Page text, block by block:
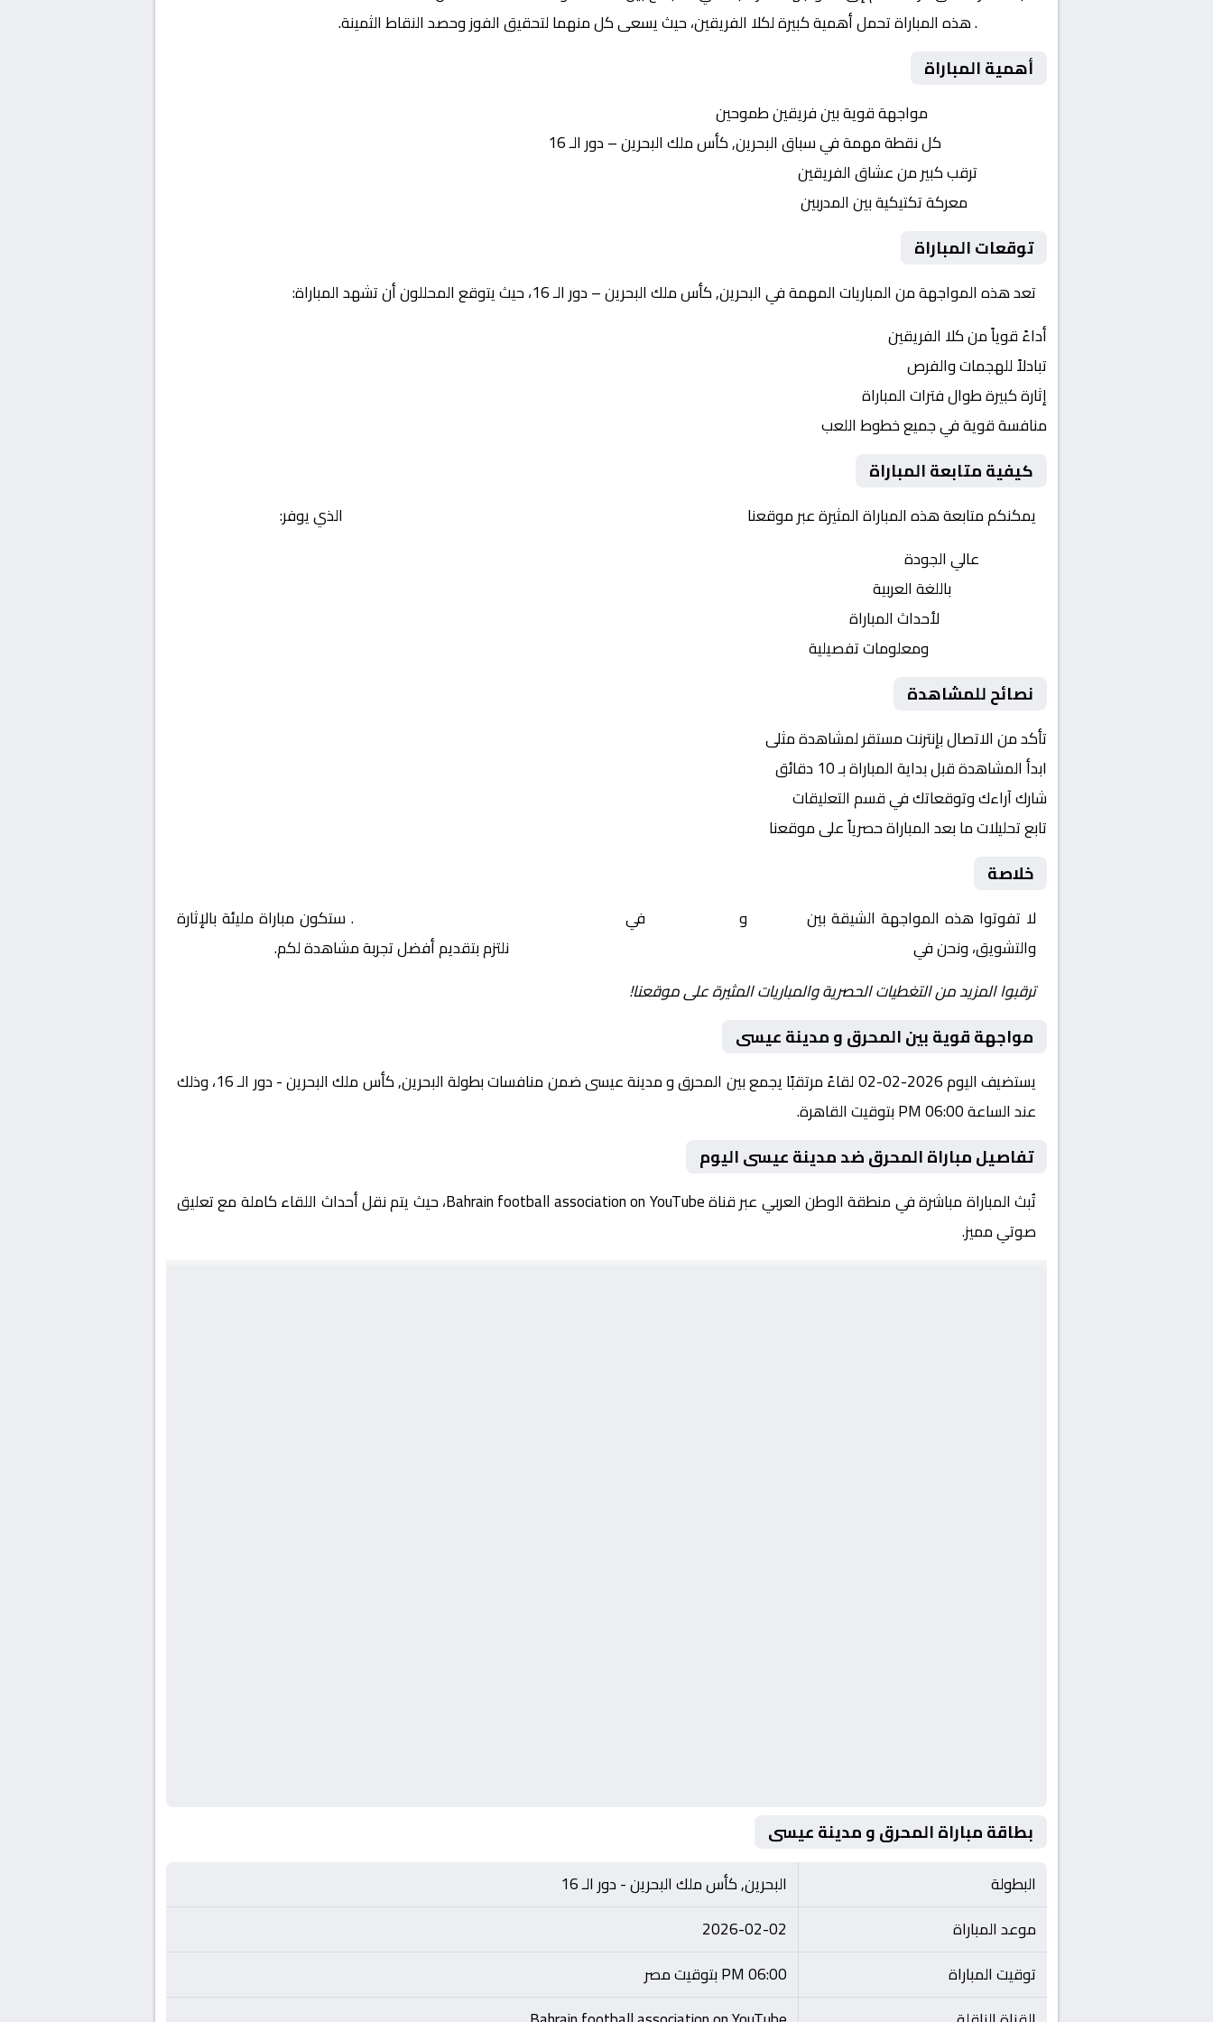
. هذه المباراة تحمل أهمية كبيرة لكلا الفريقين، حيث يسعى كل منهما لتحقيق الفوز وحصد النقاط الثمينة.
أهمية المباراة
مواجهة قوية بين فريقين طموحين
كل نقطة مهمة في سباق البحرين, كأس ملك البحرين – دور الـ 16
ترقب كبير من عشاق الفريقين
معركة تكتيكية بين المدربين
توقعات المباراة
تعد هذه المواجهة من المباريات المهمة في البحرين, كأس ملك البحرين – دور الـ 16، حيث يتوقع المحللون أن تشهد المباراة:
أداءً قوياً من كلا الفريقين
تبادلاً للهجمات والفرص
إثارة كبيرة طوال فترات المباراة
منافسة قوية في جميع خطوط اللعب
كيفية متابعة المباراة
يمكنكم متابعة هذه المباراة المثيرة عبر موقعنا
الذي يوفر:
عالي الجودة
باللغة العربية
لأحداث المباراة
ومعلومات تفصيلية
نصائح للمشاهدة
تأكد من الاتصال بإنترنت مستقر لمشاهدة مثلى
ابدأ المشاهدة قبل بداية المباراة بـ 10 دقائق
شارك آراءك وتوقعاتك في قسم التعليقات
تابع تحليلات ما بعد المباراة حصرياً على موقعنا
خلاصة
لا تفوتوا هذه المواجهة الشيقة بين و في
. ستكون مباراة مليئة بالإثارة
والتشويق، ونحن في
نلتزم بتقديم أفضل تجربة مشاهدة لكم.
ترقبوا المزيد من التغطيات الحصرية والمباريات المثيرة على موقعنا!
مواجهة قوية بين المحرق و مدينة عيسى
يستضيف اليوم 2026-02-02 لقاءً مرتقبًا يجمع بين المحرق و مدينة عيسى ضمن منافسات بطولة البحرين, كأس ملك البحرين - دور الـ 16، وذلك
عند الساعة 06:00 PM بتوقيت القاهرة.
تفاصيل مباراة المحرق ضد مدينة عيسى اليوم
تُبث المباراة مباشرة في منطقة الوطن العربي عبر قناة Bahrain football association on YouTube، حيث يتم نقل أحداث اللقاء كاملة مع تعليق
صوتي مميز.
بطاقة مباراة المحرق و مدينة عيسى
البطولة
البحرين, كأس ملك البحرين - دور الـ 16
موعد المباراة
2026-02-02
توقيت المباراة
06:00 PM بتوقيت مصر